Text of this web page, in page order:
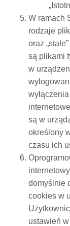
W ramach
rodzaje
oraz
są plikami
w
są w
określony
czasu ich
domyślnie
cookies w
ustawień